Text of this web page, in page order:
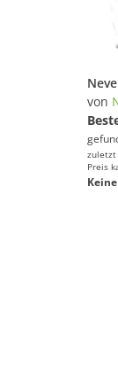
von
zuletzt
Preis